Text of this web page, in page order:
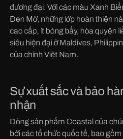
đương đại. Với các màu Xanh
Đen Mờ, những lớp hoàn thiện
cao cấp, ít bóng bẩy, hòa quyện
siêu hiện đại ở Maldives,
của chính Việt Nam.
Sự xuất sắc và bảo
nhận
Dòng sản phẩm Coastal của
bởi các tổ chức quốc tế, bao